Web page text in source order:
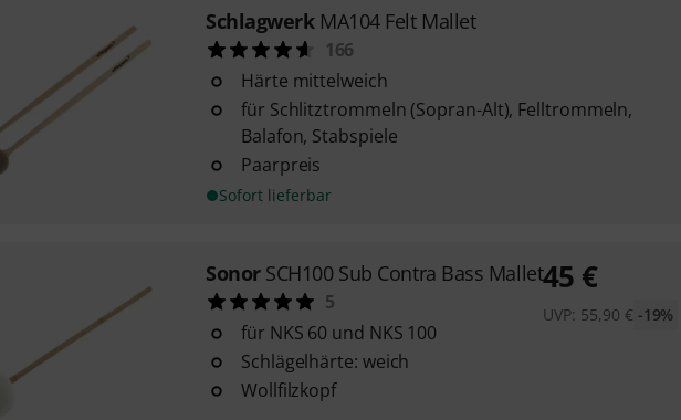
Schlagwerk MA104 Felt Mallet
166
Härte mittelweich
für Schlitztrommeln (Sopran-Alt), Felltrommeln,
Balafon, Stabspiele
Paarpreis
Sofort lieferbar
Sonor SCH100 Sub Contra Bass Mallet
5
für NKS 60 und NKS 100
Schlägelhärte: weich
Wollfilzkopf
45 €
UVP: 55,90 € -19%